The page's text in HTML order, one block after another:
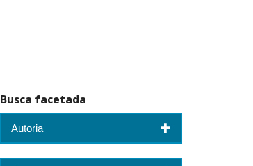
Busca facetada
Autoria